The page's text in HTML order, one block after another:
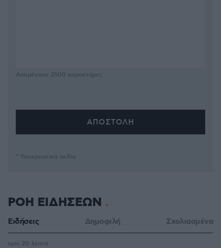
Απομένουν 2500 χαρακτήρες
* Υποχρεωτικά πεδία
ΡΟΗ ΕΙΔΗΣΕΩΝ
Ειδήσεις Δημοφιλή Σχολιασμένα
πριν 20 λεπτά